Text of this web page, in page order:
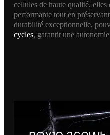
cellules de haute qualité, elles
performante tout en
durabilité exceptionnelle,
cycles, garantit une